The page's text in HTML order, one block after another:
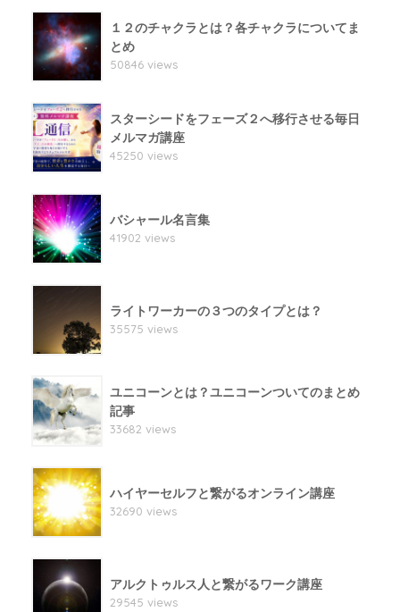
１２のチャクラとは？各チャクラについてま
とめ
50846 views
スターシードをフェーズ２へ移行させる毎日
メルマガ講座
45250 views
バシャール名言集
41902 views
ライトワーカーの３つのタイプとは？
35575 views
ユニコーンとは？ユニコーンついてのまとめ
記事
33682 views
ハイヤーセルフと繋がるオンライン講座
32690 views
アルクトゥルス人と繋がるワーク講座
29545 views